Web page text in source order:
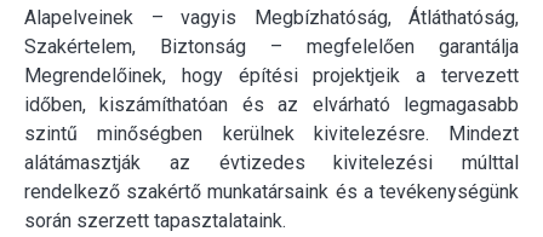
Alapelveinek – vagyis Megbízhatóság, Átláthatóság,
Szakértelem, Biztonság – megfelelően garantálja
Megrendelőinek, hogy építési projektjeik a tervezett
időben, kiszámíthatóan és az elvárható legmagasabb
szintű minőségben kerülnek kivitelezésre. Mindezt
alátámasztják az évtizedes kivitelezési múlttal
rendelkező szakértő munkatársaink és a tevékenységünk
során szerzett tapasztalataink.